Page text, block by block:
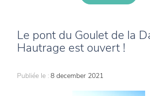
Le pont du Goulet de la
Hautrage est ouvert !
Publiée le : 8 december 2021